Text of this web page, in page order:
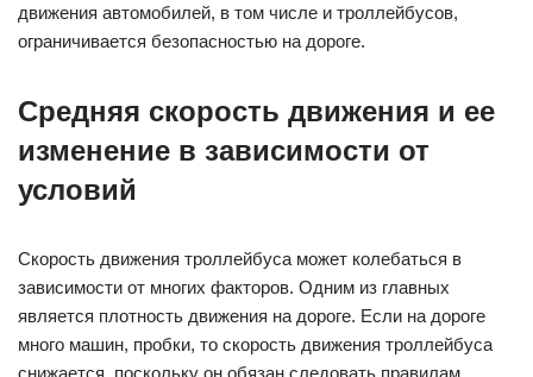
движения автомобилей, в том числе и троллейбусов,
ограничивается безопасностью на дороге.
Средняя скорость движения и ее
изменение в зависимости от
условий
Скорость движения троллейбуса может колебаться в
зависимости от многих факторов. Одним из главных
является плотность движения на дороге. Если на дороге
много машин, пробки, то скорость движения троллейбуса
снижается, поскольку он обязан следовать правилам